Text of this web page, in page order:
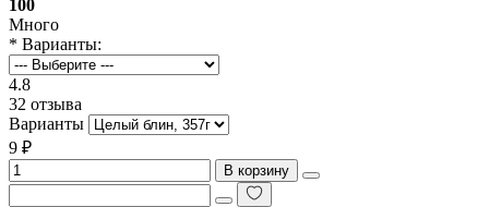
100
Много
* Варианты:
4.8
32 отзыва
Варианты
9 ₽
В корзину